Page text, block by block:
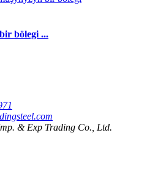
bölegi ...
& Exp Trading Co., Ltd.